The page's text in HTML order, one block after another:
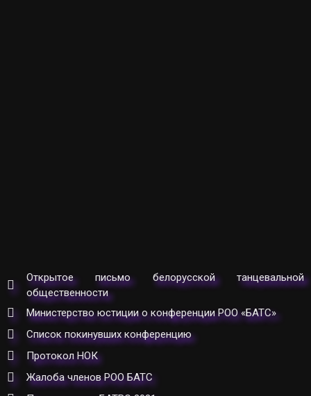
Открытое письмо белорусской танцевальной
общественности
Министерство юстиции о конференции РОО «БАТС»
Список покинувших конференцию
Протокол НОК
Жалоба членов РОО БАТС